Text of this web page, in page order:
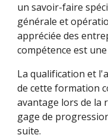
un savoir-faire
générale et
appréciée des
compétence est
La qualification et
de cette formation
avantage lors de la
gage de
suite.